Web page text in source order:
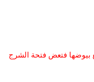
بيوضها فتعض فتحة الشرج